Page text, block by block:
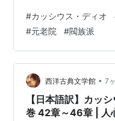
#カッシウス・ディオ
#元老院 #閥族派
西洋古典文学館 • 7
【日本語訳】カッ
巻 42章～46章 | 人